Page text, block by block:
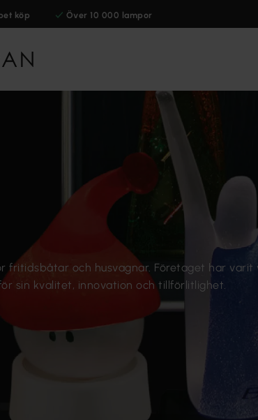
köp Över 10 000 lampor
och husvagnar. Företaget har
sin kvalitet, innovation och tillförlitlighet.